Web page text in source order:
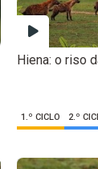
Hiena: o riso
1.º CICLO 2.º